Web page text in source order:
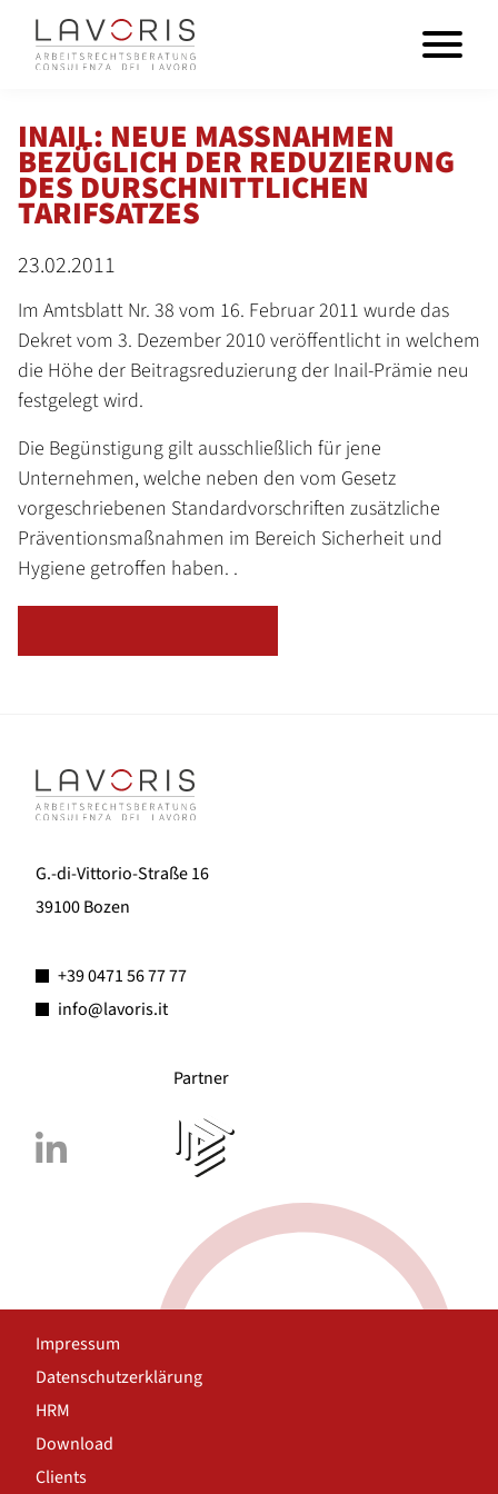
INAIL: NEUE MASSNAHMEN
BEZÜGLICH DER REDUZIERUNG
DES DURSCHNITTLICHEN
TARIFSATZES
23.02.2011
Im Amtsblatt Nr. 38 vom 16. Februar 2011 wurde das
Dekret vom 3. Dezember 2010 veröffentlicht in welchem
die Höhe der Beitragsreduzierung der Inail-Prämie neu
festgelegt wird.
Die Begünstigung gilt ausschließlich für jene
Unternehmen, welche neben den vom Gesetz
vorgeschriebenen Standardvorschriften zusätzliche
Präventionsmaßnahmen im Bereich Sicherheit und
Hygiene getroffen haben. .
G.-di-Vittorio-Straße 16
39100 Bozen
+39 0471 56 77 77
info@lavoris.it
Partner
Impressum
Datenschutzerklärung
HRM
Download
Clients